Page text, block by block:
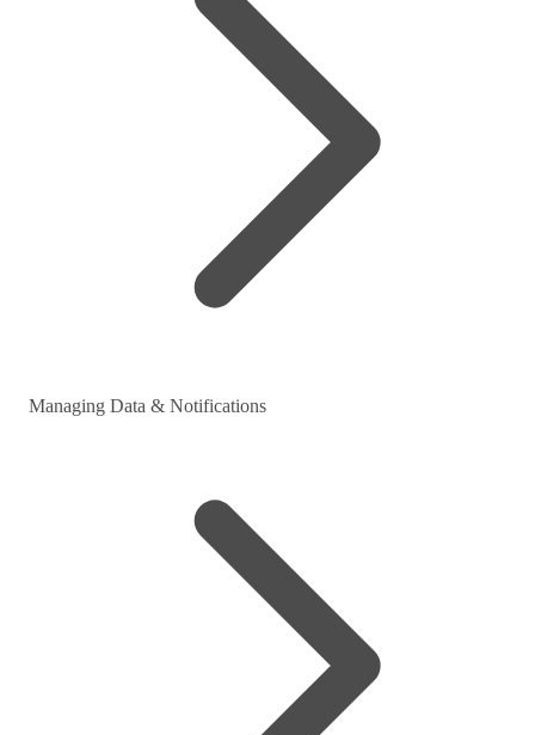
Managing Data & Notifications